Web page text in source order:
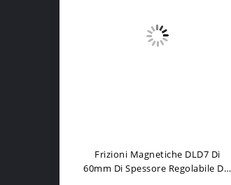
Frizioni Magnetiche DLD7 Di
60mm Di Spessore Regolabile Del